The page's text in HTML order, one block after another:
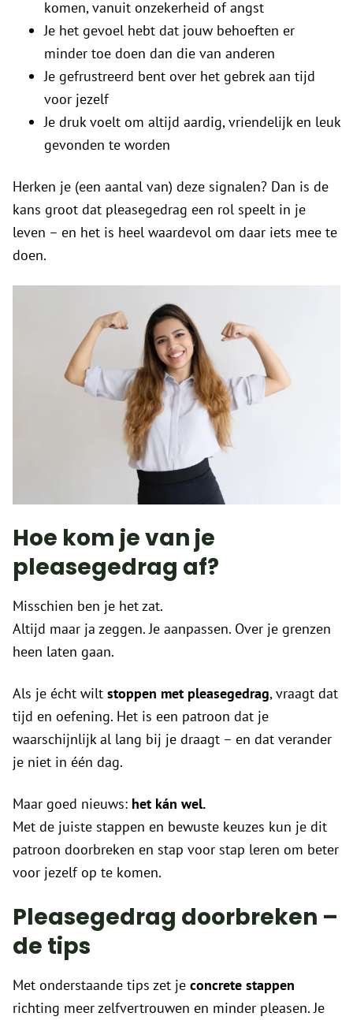
komen, vanuit onzekerheid of angst
Je het gevoel hebt dat jouw behoeften er
minder toe doen dan die van anderen
Je gefrustreerd bent over het gebrek aan tijd
voor jezelf
Je druk voelt om altijd aardig, vriendelijk en leuk
gevonden te worden
Herken je (een aantal van) deze signalen? Dan is de
kans groot dat pleasegedrag een rol speelt in je
leven – en het is heel waardevol om daar iets mee te
doen.
Hoe kom je van je
pleasegedrag af?
Misschien ben je het zat.
Altijd maar ja zeggen. Je aanpassen. Over je grenzen
heen laten gaan.
Als je écht wilt stoppen met pleasegedrag, vraagt dat
tijd en oefening. Het is een patroon dat je
waarschijnlijk al lang bij je draagt – en dat verander
je niet in één dag.
Maar goed nieuws: het kán wel.
Met de juiste stappen en bewuste keuzes kun je dit
patroon doorbreken en stap voor stap leren om beter
voor jezelf op te komen.
Pleasegedrag doorbreken –
de tips
Met onderstaande tips zet je concrete stappen
richting meer zelfvertrouwen en minder pleasen. Je